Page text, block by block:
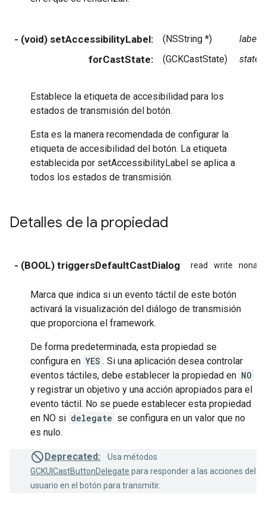
- (void) setAccessibilityLabel: (NSString *) label
forCastState: (GCKCastState) state
Establece la etiqueta de accesibilidad para los
estados de transmisión del botón.
Esta es la manera recomendada de configurar la
etiqueta de accesibilidad del botón. La etiqueta
establecida por setAccessibilityLabel se aplica a
todos los estados de transmisión.
Detalles de la propiedad
- (BOOL) triggersDefaultCastDialog read write
Marca que indica si un evento táctil de este botón
activará la visualización del diálogo de transmisión
que proporciona el framework.
De forma predeterminada, esta propiedad se
configura en YES . Si una aplicación desea controlar
eventos táctiles, debe establecer la propiedad en NO
y registrar un objetivo y una acción apropiados para el
evento táctil. No se puede establecer esta propiedad
en NO si delegate se configura en un valor que no
es nulo.
Deprecated:
Usa métodos
GCKUICastButtonDelegate para responder a las acciones del
usuario en el botón para transmitir.